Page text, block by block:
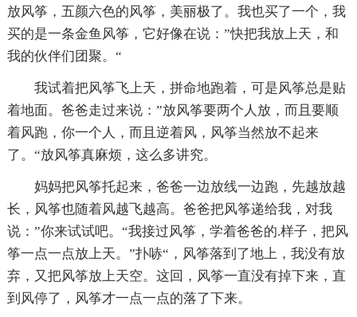
放风筝，五颜六色的风筝，美丽极了。我也买了一个，我
买的是一条金鱼风筝，它好像在说：”快把我放上天，和
我的伙伴们团聚。“
我试着把风筝飞上天，拼命地跑着，可是风筝总是贴
着地面。爸爸走过来说：”放风筝要两个人放，而且要顺
着风跑，你一个人，而且逆着风，风筝当然放不起来
了。“放风筝真麻烦，这么多讲究。
妈妈把风筝托起来，爸爸一边放线一边跑，先越放越
长，风筝也随着风越飞越高。爸爸把风筝递给我，对我
说：”你来试试吧。“我接过风筝，学着爸爸的.样子，把风
筝一点一点放上天。”扑哧“，风筝落到了地上，我没有放
弃，又把风筝放上天空。这回，风筝一直没有掉下来，直
到风停了，风筝才一点一点的落了下来。